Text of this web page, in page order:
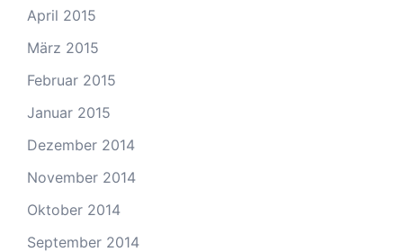
April 2015
März 2015
Februar 2015
Januar 2015
Dezember 2014
November 2014
Oktober 2014
September 2014